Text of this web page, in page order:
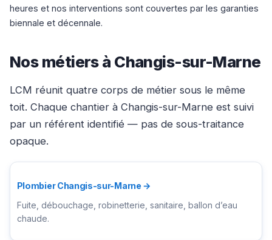
heures et nos interventions sont couvertes par les garanties
biennale et décennale.
Nos métiers à Changis-sur-Marne
LCM réunit quatre corps de métier sous le même
toit. Chaque chantier à Changis-sur-Marne est suivi
par un référent identifié — pas de sous-traitance
opaque.
Plombier Changis-sur-Marne →
Fuite, débouchage, robinetterie, sanitaire, ballon d’eau
chaude.